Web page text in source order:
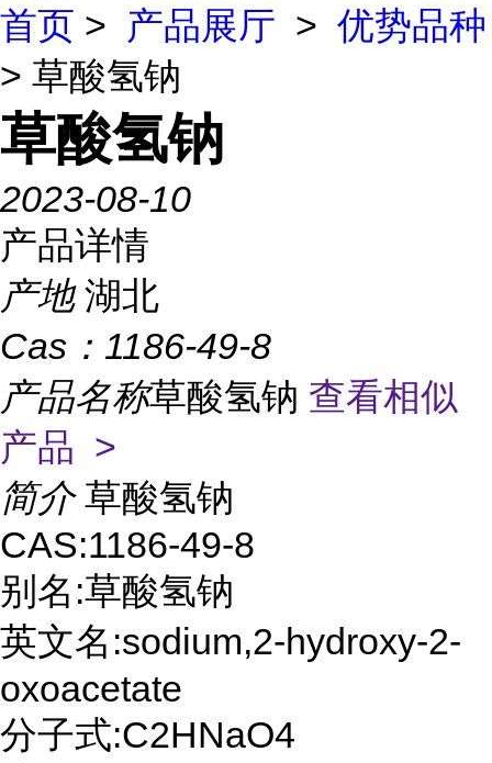
首页 > 产品展厅 > 优势品种
> 草酸氢钠
草酸氢钠
2023-08-10
产品详情
产地 湖北
Cas： 1186-49-8
产品名称草酸氢钠 查看相似
产品 >
简介 草酸氢钠
CAS:1186-49-8
别名:草酸氢钠
英文名:sodium,2-hydroxy-2-
oxoacetate
分子式:C2HNaO4